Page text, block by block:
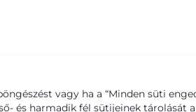
vagy ha a “Minden süti
és harmadik fél sütijeinek tárolását